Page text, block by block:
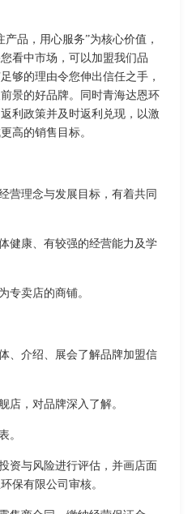
品，用心服务”为核心价值，
看中市场，可以加盟我们品
够的理由令您伸出信任之手，
景的好品牌。同时青海达恩环
利政策并及时返利兑现，以激
高的销售目标。
营理念与发展目标，有着共同
健康、有较强的经营能力及学
专卖店的商铺。
、介绍、展会了解品牌加盟信
店，对品牌深入了解。
。
资与风险进行评估，并画店面
保有限公司审核。